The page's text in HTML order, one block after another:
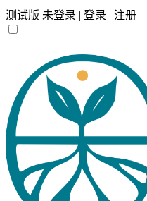
测试版 未登录 | 登录 | 注册